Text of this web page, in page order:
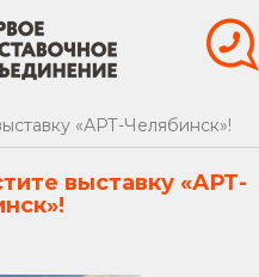
«АРТ-Челябинск»!
выставку «АРТ-